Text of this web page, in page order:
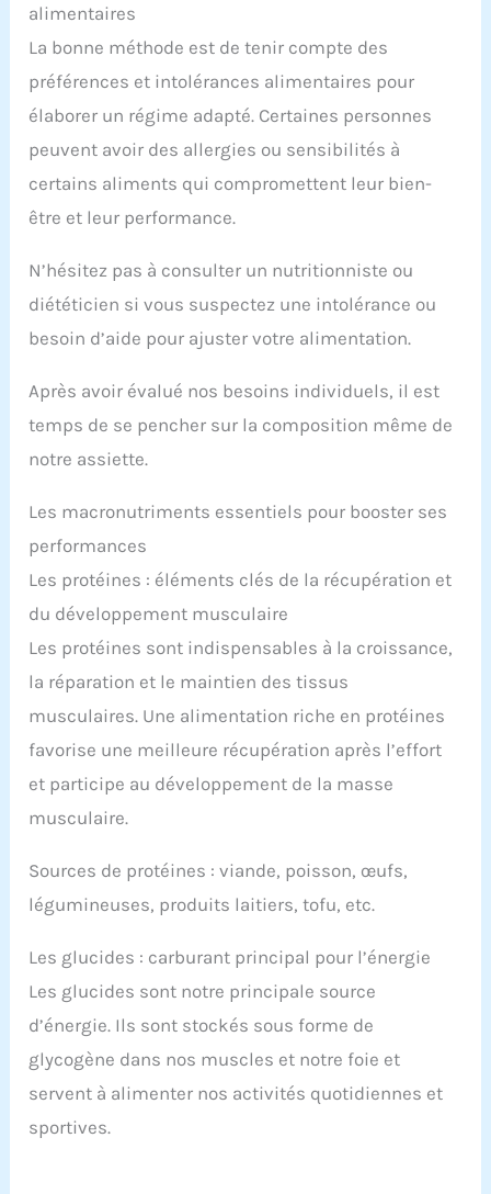
alimentaires
La bonne méthode est de tenir compte des
préférences et intolérances alimentaires pour
élaborer un régime adapté. Certaines personnes
peuvent avoir des allergies ou sensibilités à
certains aliments qui compromettent leur bien-
être et leur performance.
N’hésitez pas à consulter un nutritionniste ou
diététicien si vous suspectez une intolérance ou
besoin d’aide pour ajuster votre alimentation.
Après avoir évalué nos besoins individuels, il est
temps de se pencher sur la composition même de
notre assiette.
Les macronutriments essentiels pour booster ses
performances
Les protéines : éléments clés de la récupération et
du développement musculaire
Les protéines sont indispensables à la croissance,
la réparation et le maintien des tissus
musculaires. Une alimentation riche en protéines
favorise une meilleure récupération après l’effort
et participe au développement de la masse
musculaire.
Sources de protéines : viande, poisson, œufs,
légumineuses, produits laitiers, tofu, etc.
Les glucides : carburant principal pour l’énergie
Les glucides sont notre principale source
d’énergie. Ils sont stockés sous forme de
glycogène dans nos muscles et notre foie et
servent à alimenter nos activités quotidiennes et
sportives.